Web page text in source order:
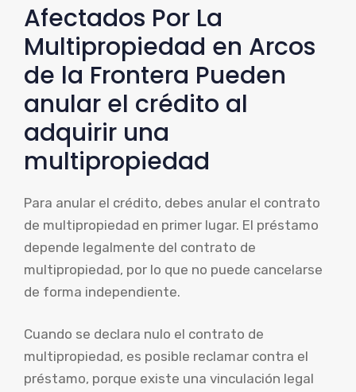
Afectados Por La
Multipropiedad en Arcos
de la Frontera Pueden
anular el crédito al
adquirir una
multipropiedad
Para anular el crédito, debes anular el contrato
de multipropiedad en primer lugar. El préstamo
depende legalmente del contrato de
multipropiedad, por lo que no puede cancelarse
de forma independiente.
Cuando se declara nulo el contrato de
multipropiedad, es posible reclamar contra el
préstamo, porque existe una vinculación legal